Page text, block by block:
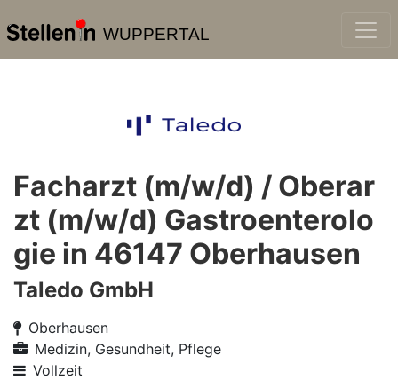
WUPPERTAL
Facharzt (m/w/d) / Oberar
zt (m/w/d) Gastroenterolo
gie in 46147 Oberhausen
Taledo GmbH
Oberhausen
Medizin, Gesundheit, Pflege
Vollzeit